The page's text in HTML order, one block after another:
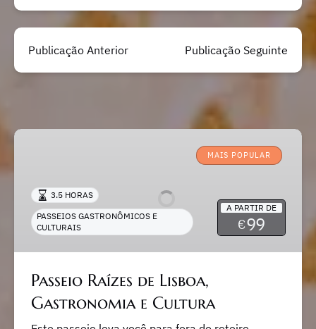
Publicação Anterior Publicação Seguinte
Passeio
Lisboa,
Gastronomia
Cultura
MAIS POPULAR
A PARTIR DE
€99
3.5 HORAS
PASSEIOS GASTRONÔMICOS E
CULTURAIS
Passeio Raízes de Lisboa,
Gastronomia e Cultura